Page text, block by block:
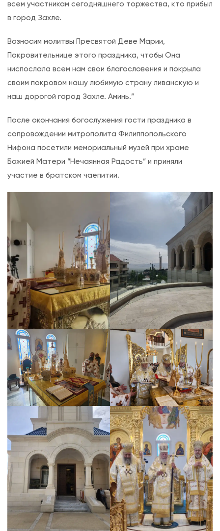
всем участникам сегодняшнего торжества, кто прибыл
в город Захле.
Возносим молитвы Пресвятой Деве Марии,
Покровительнице этого праздника, чтобы Она
ниспослала всем нам свои благословения и покрыла
своим покровом нашу любимую страну ливанскую и
наш дорогой город Захле. Аминь.”
После окончания богослужения гости праздника в
сопровождении митрополита Филиппопольского
Нифона посетили мемориальный музей при храме
Божией Матери “Нечаянная Радость” и приняли
участие в братском чаепитии.